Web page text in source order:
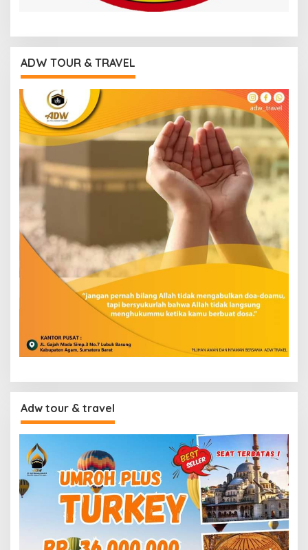
ADW TOUR & TRAVEL
Adw tour & travel